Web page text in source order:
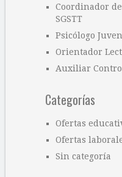
Coordinador
SGSTT
Psicólogo
Orientador
Auxiliar
Categorías
Ofertas
Ofertas
Sin categoría